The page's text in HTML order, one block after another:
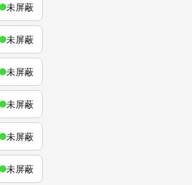
未屏蔽
未屏蔽
未屏蔽
未屏蔽
未屏蔽
未屏蔽